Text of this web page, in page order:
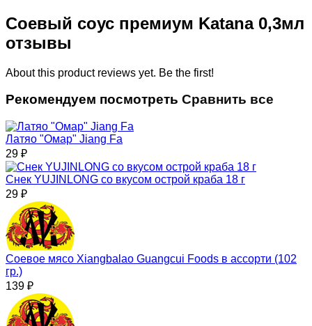
Соевый соус премиум Katana 0,3мл
отзывы
About this product reviews yet. Be the first!
Рекомендуем посмотреть Сравнить все
Латяо "Омар" Jiang Fa
29 ₽
Снек YUJINLONG со вкусом острой краба 18 г
29 ₽
Соевое мясо Xiangbalao Guangcui Foods в ассорти (102
гр.)
139 ₽